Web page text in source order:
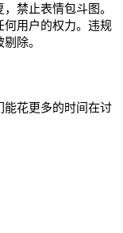
禁止表情包斗图。
何用户的权力。违规
除。
能花更多的时间在讨